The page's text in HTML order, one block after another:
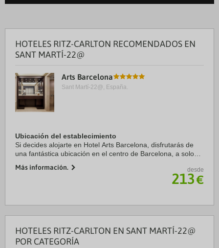
HOTELES RITZ-CARLTON RECOMENDADOS EN
SANT MARTÍ-22@
Arts Barcelona
Sant Martí-22@, España.
Ubicación del establecimiento
Si decides alojarte en Hotel Arts Barcelona, disfrutarás de
una fantástica ubicación en el centro de Barcelona, a solo
Rambla. Además, este hotel de ...
Más información. desde
213€
HOTELES RITZ-CARLTON EN SANT MARTÍ-22@
POR CATEGORÍA